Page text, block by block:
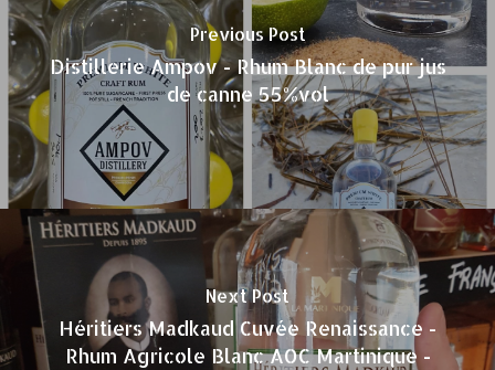
Previous Post
Distillerie Ampov - Rhum Blanc de pur jus
de canne 55%vol
Next Post
Héritiers Madkaud Cuvée Renaissance -
Rhum Agricole Blanc AOC Martinique -